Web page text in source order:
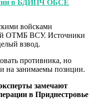
в БДИПЧ ОБСЕ
войсками
й ОТМБ ВСУ. Источники
взвод.
противника, но
на занимаемы позиции.
замечают
в Приднестровье